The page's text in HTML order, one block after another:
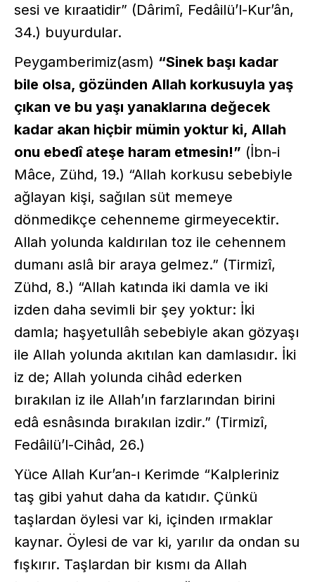
sesi ve kıraatidir” (Dârimî, Fedâilü’l-Kur’ân,
34.) buyurdular.
Peygamberimiz(asm) “Sinek başı kadar
bile olsa, gözünden Allah korkusuyla yaş
çıkan ve bu yaşı yanaklarına değecek
kadar akan hiçbir mümin yoktur ki, Allah
onu ebedî ateşe haram etmesin!” (İbn-i
Mâce, Zühd, 19.) “Allah korkusu sebebiyle
ağlayan kişi, sağılan süt memeye
dönmedikçe cehenneme girmeyecektir.
Allah yolunda kaldırılan toz ile cehennem
dumanı aslâ bir araya gelmez.” (Tirmizî,
Zühd, 8.) “Allah katında iki damla ve iki
izden daha sevimli bir şey yoktur: İki
damla; haşyetullâh sebebiyle akan gözyaşı
ile Allah yolunda akıtılan kan damlasıdır. İki
iz de; Allah yolunda cihâd ederken
bırakılan iz ile Allah’ın farzlarından birini
edâ esnâsında bırakılan izdir.” (Tirmizî,
Fedâilü’l-Cihâd, 26.)
Yüce Allah Kur’an-ı Kerimde “Kalpleriniz
taş gibi yahut daha da katıdır. Çünkü
taşlardan öylesi var ki, içinden ırmaklar
kaynar. Öylesi de var ki, yarılır da ondan su
fışkırır. Taşlardan bir kısmı da Allah